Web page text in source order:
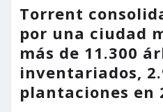
Torrent
por una ciudad
más de 11.300
inventariados,
plantaciones en